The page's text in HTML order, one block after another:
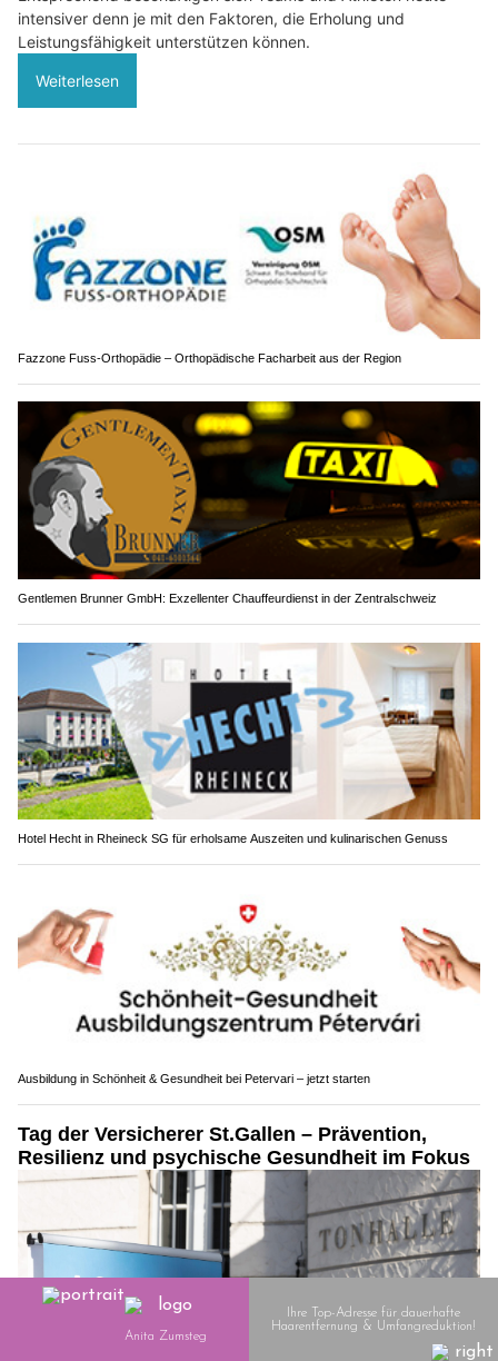
intensiver denn je mit den Faktoren, die Erholung und
Leistungsfähigkeit unterstützen können.
Weiterlesen
Fazzone Fuss-Orthopädie – Orthopädische Facharbeit aus der Region
Gentlemen Brunner GmbH: Exzellenter Chauffeurdienst in der Zentralschweiz
Hotel Hecht in Rheineck SG für erholsame Auszeiten und kulinarischen Genuss
Ausbildung in Schönheit & Gesundheit bei Petervari – jetzt starten
Tag der Versicherer St.Gallen – Prävention,
Resilienz und psychische Gesundheit im Fokus